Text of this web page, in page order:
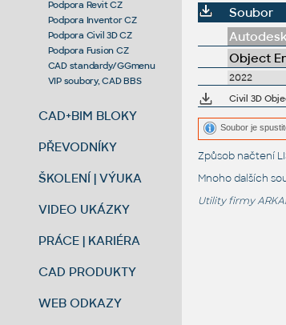
Podpora Revit CZ
Podpora Inventor CZ
Podpora Civil 3D CZ
Podpora Fusion CZ
CAD standardy/GGmenu
VIP soubory, CAD BBS
CAD+BIM BLOKY
PŘEVODNÍKY
ŠKOLENÍ | VÝUKA
VIDEO UKÁZKY
PRÁCE | KARIÉRA
CAD PRODUKTY
WEB ODKAZY
Soubor
Object
2022
Soubor je
Způsob načtení
Mnoho dalších
Utility firmy